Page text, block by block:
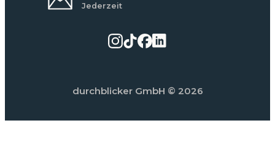
Jederzeit
durchblicker GmbH © 2026